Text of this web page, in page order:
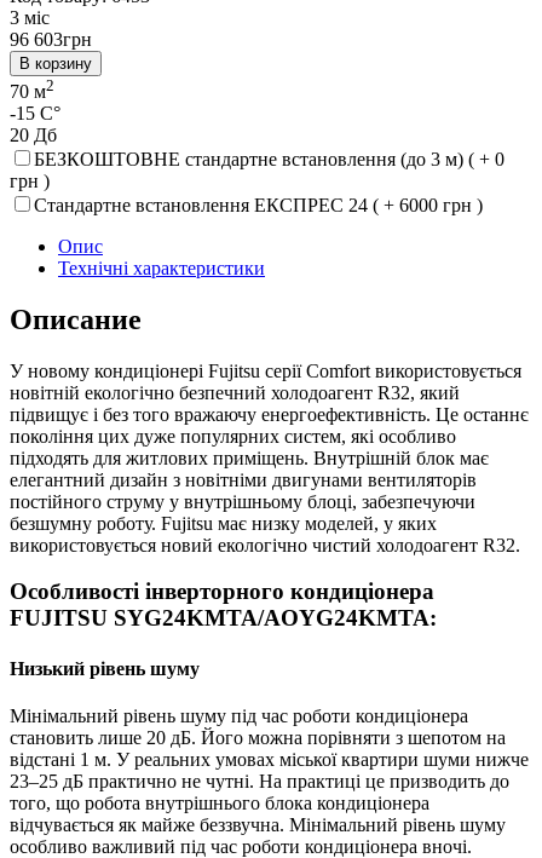
3 міс
96 603грн
В корзину
70 м2
-15 C°
20 Дб
БЕЗКОШТОВНЕ стандартне встановлення (до 3 м) ( + 0
грн )
Стандартне встановлення ЕКСПРЕС 24 ( + 6000 грн )
Опис
Технічні характеристики
Описание
У новому кондиціонері Fujitsu серії Comfort використовується
новітній екологічно безпечний холодоагент R32, який
підвищує і без того вражаючу енергоефективність. Це останнє
покоління цих дуже популярних систем, які особливо
підходять для житлових приміщень. Внутрішній блок має
елегантний дизайн з новітніми двигунами вентиляторів
постійного струму у внутрішньому блоці, забезпечуючи
безшумну роботу. Fujitsu має низку моделей, у яких
використовується новий екологічно чистий холодоагент R32.
Особливості інверторного кондиціонера
FUJITSU SYG24KMTA/AOYG24KMTA:
Низький рівень шуму
Мінімальний рівень шуму під час роботи кондиціонера
становить лише 20 дБ. Його можна порівняти з шепотом на
відстані 1 м. У реальних умовах міської квартири шуми нижче
23–25 дБ практично не чутні. На практиці це призводить до
того, що робота внутрішнього блока кондиціонера
відчувається як майже беззвучна. Мінімальний рівень шуму
особливо важливий під час роботи кондиціонера вночі.